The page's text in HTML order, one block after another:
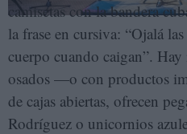
camisetas con la bandera
la frase en cursiva: “Ojalá
cuerpo cuando caigan”.
osados —o con productos
de cajas abiertas, ofrecen
Rodríguez o unicornios